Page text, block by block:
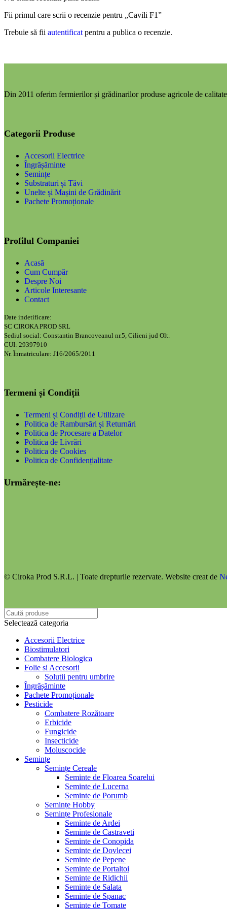
Fii primul care scrii o recenzie pentru „Cavili F1”
Trebuie să fii autentificat pentru a publica o recenzie.
Din 2011 oferim fermierilor și grădinarilor produse agricole de
Categorii Produse
Accesorii Electrice
Îngrășăminte
Semințe
Substraturi și Tăvi
Unelte și Mașini de Grădinărit
Pachete Promoționale
Profilul Companiei
Acasă
Cum Cumpăr
Despre Noi
Articole Interesante
Contact
Date indetificare:
SC CIROKA PROD SRL
Sediul social: Constantin Brancoveanul nr.5, Cilieni jud Olt.
CUI: 29397910
Nr. Înmatriculare: J16/2065/2011
Termeni și Condiții
Termeni și Condiții de Utilizare
Politica de Rambursări și Returnări
Politica de Procesare a Datelor
Politica de Livrări
Politica de Cookies
Politica de Confidențialitate
Urmărește-ne:
© Ciroka Prod S.R.L. | Toate drepturile rezervate. Website creat de
Selectează categoria
Accesorii Electrice
Biostimulatori
Combatere Biologica
Folie si Accesorii
Solutii pentru umbrire
Îngrășăminte
Pachete Promoționale
Pesticide
Combatere Rozătoare
Erbicide
Fungicide
Insecticide
Moluscocide
Semințe
Semințe Cereale
Seminte de Floarea Soarelui
Seminte de Lucerna
Seminte de Porumb
Semințe Hobby
Semințe Profesionale
Seminte de Ardei
Seminte de Castraveti
Seminte de Conopida
Seminte de Dovlecei
Seminte de Pepene
Seminte de Portaltoi
Seminte de Ridichii
Seminte de Salata
Seminte de Spanac
Seminte de Tomate